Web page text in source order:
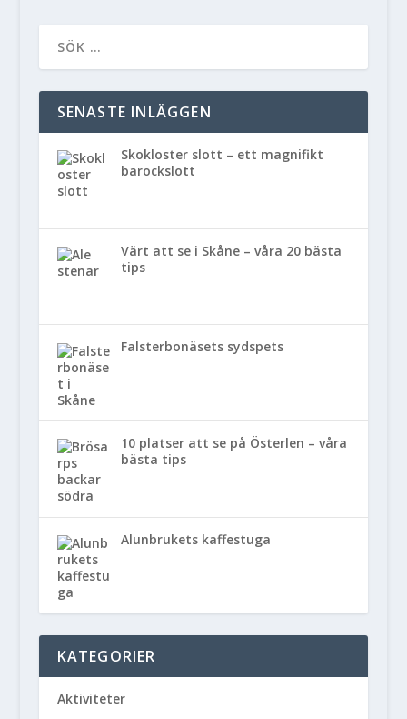
SENASTE INLÄGGEN
Skokloster slott – ett magnifikt
barockslott
Värt att se i Skåne – våra 20 bästa
tips
Falsterbonäsets sydspets
10 platser att se på Österlen – våra
bästa tips
Alunbrukets kaffestuga
KATEGORIER
Aktiviteter